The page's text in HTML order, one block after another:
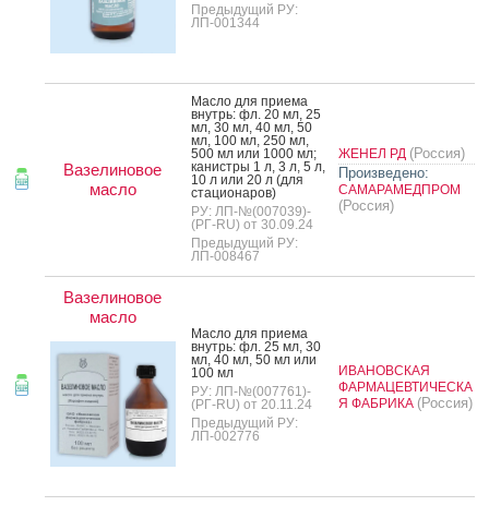
Предыдущий РУ:
ЛП-001344
Вазелиновое
масло
Мас­ло для при­ема
внутрь: фл. 20 мл, 25
мл, 30 мл, 40 мл, 50
мл, 100 мл, 250 мл,
500 мл или 1000 мл;
ка­нис­тры 1 л, 3 л, 5 л,
10 л или 20 л (для
ста­ци­она­ров)
РУ: ЛП-№(007039)-
(РГ-RU) от 30.09.24
Предыдущий РУ:
ЛП-008467
ЖЕНЕЛ РД (Россия)
Произведено:
САМАРАМЕДПРОМ
(Россия)
Вазелиновое
масло
Мас­ло для при­ема
внутрь: фл. 25 мл, 30
мл, 40 мл, 50 мл или
100 мл
РУ: ЛП-№(007761)-
(РГ-RU) от 20.11.24
Предыдущий РУ:
ЛП-002776
ИВАНОВСКАЯ
ФАРМАЦЕВТИЧЕСКА
Я ФАБРИКА (Россия)